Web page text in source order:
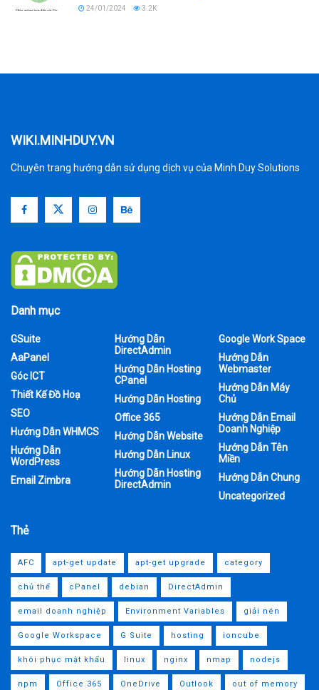
24/01/2024 3.2K
WIKI.MINHDUY.VN
Chuyên trang hướng dẫn sử dụng dịch vụ của Minh Duy Solutions
Danh mục
GSuite
AaPanel
Góc ICT
Thiết Kế Đồ Hoạ
SEO
Hướng Dẫn WHMCS
Hướng Dẫn
WordPress
Email Zimbra
Hướng Dẫn
DirectAdmin
Hướng Dẫn Hosting
CPanel
Hướng Dẫn Hosting
Office 365
Hướng Dẫn Website
Hướng Dẫn Linux
Hướng Dẫn Hosting
DirectAdmin
Google Work Space
Hướng Dẫn
Webmaster
Hướng Dẫn Máy
Chủ
Hướng Dẫn Email
Doanh Nghiệp
Hướng Dẫn Tên
Miền
Hướng Dẫn Chung
Uncategorized
Thẻ
AFC apt-get update apt-get upgrade category
chủ thể cPanel debian DirectAdmin
email doanh nghiệp Environment Variables giải nén
Google Workspace G Suite hosting ioncube
khôi phục mật khẩu linux nginx nmap nodejs
npm Office 365 OneDrive Outlook out of memory